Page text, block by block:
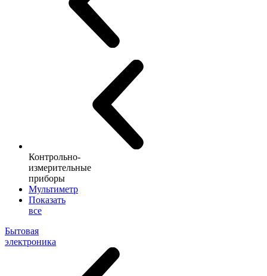
Контрольно-
измерительные
приборы
Мультиметр
Показать
все
Бытовая
электроника